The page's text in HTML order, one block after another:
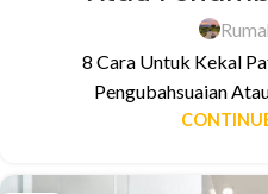
8 Cara Untuk Kekal
Pengubahsuaian